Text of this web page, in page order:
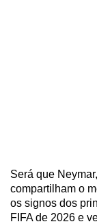
Será que
compartilham o
os signos dos
FIFA de 2026 e